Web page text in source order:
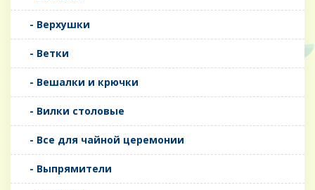
- Верхушки
- Ветки
- Вешалки и крючки
- Вилки столовые
- Все для чайной церемонии
- Выпрямители